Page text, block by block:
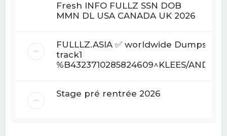
Fresh INFO FULLZ SSN DOB
MMN DL USA CANADA UK 2026
FULLLZ.ASIA ✅ worldwide Dumps
track1
%B4323710285824609^KLEES/
Stage pré rentrée 2026